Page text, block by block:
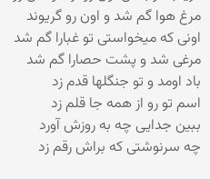
مرغ هوا گم شد و اون رو گریوند
اونی که میخواستی تو غبارا گم شد
مرغی شد و پشت حصارا گم شد
باد اومد و تو جنگلها قدم زد
اسم تو رو از همه جا قلم زد
ببین جدایی چه به روزش آورد
چه سرنوشتی که براش رقم زد